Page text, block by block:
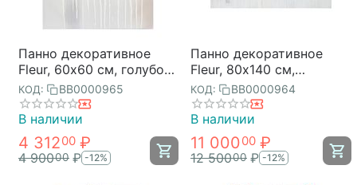
Панно декоративное
Fleur, 60х60 см, голубое,
Bergenson Bjorn
КОД: BB0000965
В наличии
4 31200 ₽
4 90000 ₽ -12%
Панно декоративное
Fleur, 80х140 см,
бежевое, Bergenson Bjorn
КОД: BB0000964
В наличии
11 00000 ₽
12 50000 ₽ -12%